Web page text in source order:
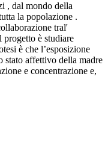
, dal mondo della
la popolazione .
tral'
è studiare
è che l’esposizione
stato affettivo della madre
e concentrazione e,